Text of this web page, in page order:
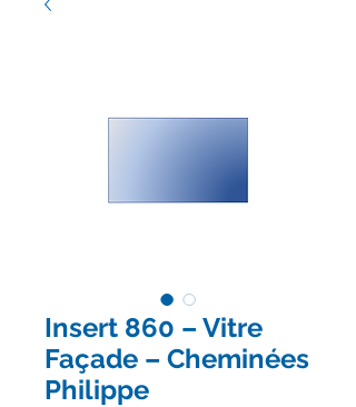
Insert 860 – Vitre
Façade – Cheminées
Philippe